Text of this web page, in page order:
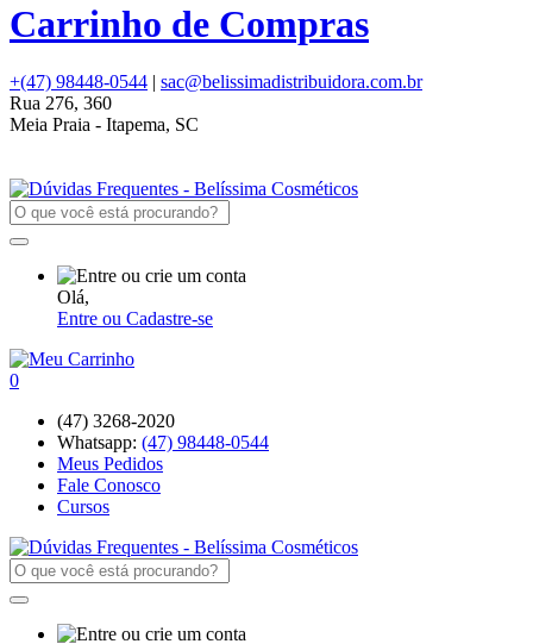
Carrinho de Compras
+(47) 98448-0544 | sac@belissimadistribuidora.com.br
Rua 276, 360
Meia Praia - Itapema, SC
Olá,
Entre ou Cadastre-se
0
(47) 3268-2020
Whatsapp: (47) 98448-0544
Meus Pedidos
Fale Conosco
Cursos